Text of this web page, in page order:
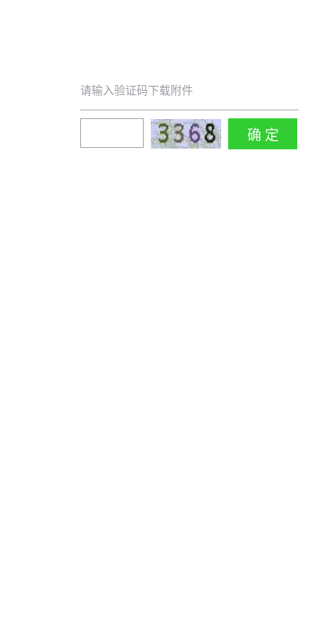
请输入验证码下载附件